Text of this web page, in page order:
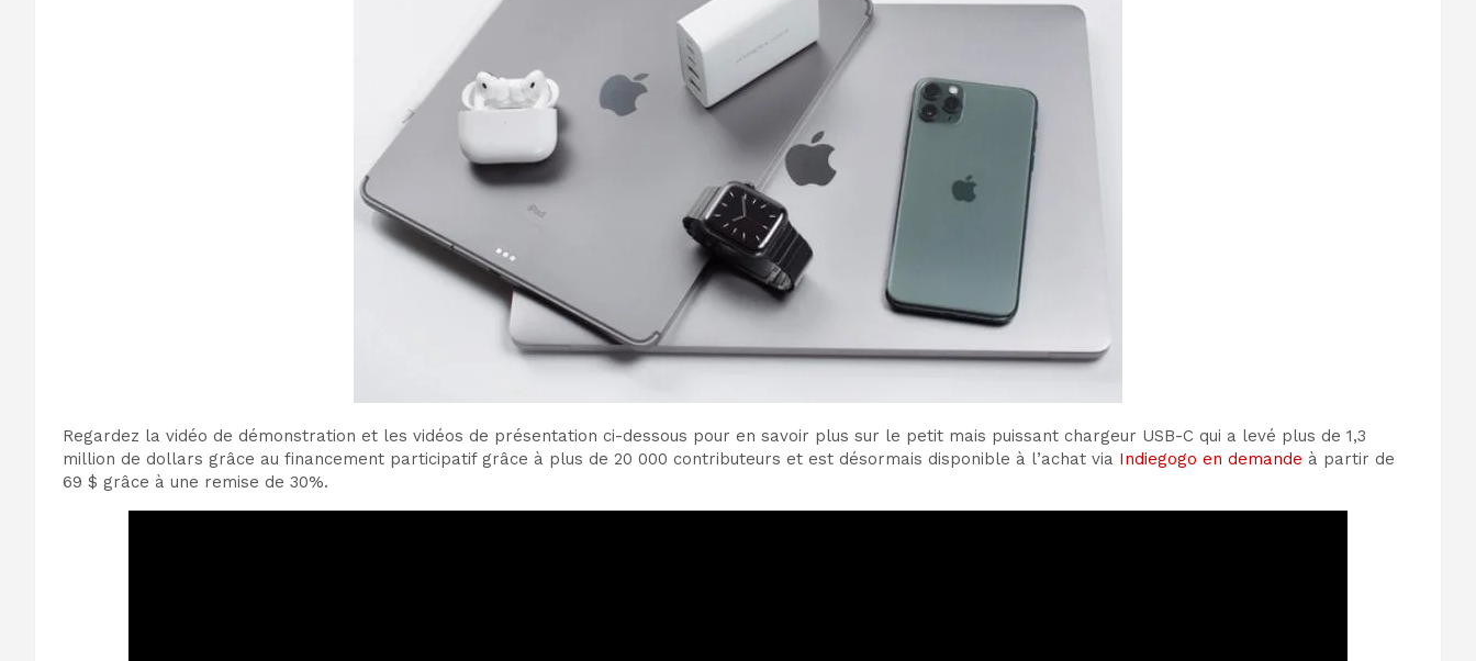
Regardez la vidéo de démonstration et les vidéos de présentation ci-dessous pour en savoir plus sur le petit mais puissant chargeur USB-C qui a levé plus de 1,3
million de dollars grâce au financement participatif grâce à plus de 20 000 contributeurs et est désormais disponible à l’achat via Indiegogo en demande à partir de
69 $ grâce à une remise de 30%.